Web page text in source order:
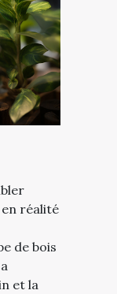
réalité
de bois
et la